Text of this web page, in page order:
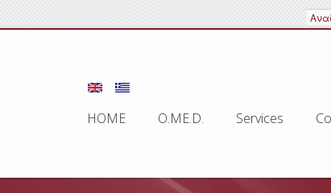
HOME O.ME.D. Services